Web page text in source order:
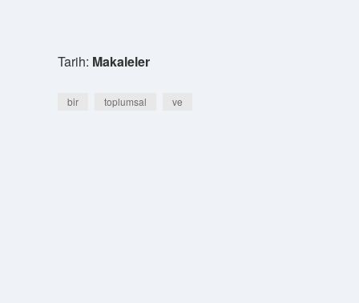
Tarih: Makaleler
bir toplumsal ve